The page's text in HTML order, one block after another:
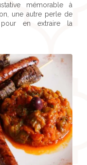
mémorable à
une autre perle de
en extraire la